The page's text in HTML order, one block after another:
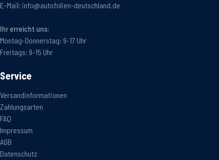
E-Mail: info@autofolien-deutschland.de
Ihr erreicht uns:
Montag-Donnerstag: 9-17 Uhr
Freitags: 9-15 Uhr
Service
Versandinformationen
Zahlungsarten
FAQ
Impressum
AGB
Datenschutz